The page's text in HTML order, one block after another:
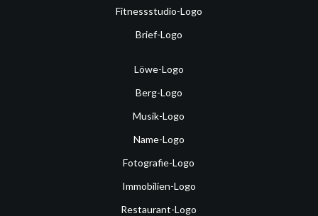
Fitnessstudio-Logo
Brief-Logo
Löwe-Logo
Berg-Logo
Musik-Logo
Name-Logo
Fotografie-Logo
Immobilien-Logo
Restaurant-Logo